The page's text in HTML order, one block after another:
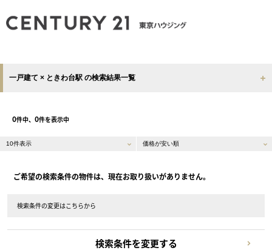
一戸建て × ときわ台駅 の検索結果一覧
0件中、 0件を表示中
ご希望の検索条件の物件は、現在お取り扱いがありません。
検索条件の変更はこちらから
検索条件を変更する